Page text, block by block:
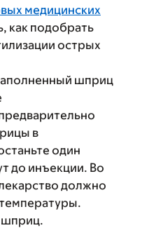
медицинских
как подобрать
острых
шприц
в
один
до инъекции. Во
должно
шприц.